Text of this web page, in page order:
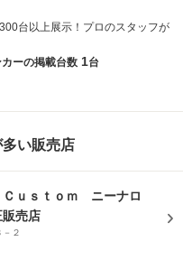
台以上展示！プロのスタッフが
ーの掲載台数 1台
い販売店
ｕｓｔｏｍ ニーナロ
売店
２